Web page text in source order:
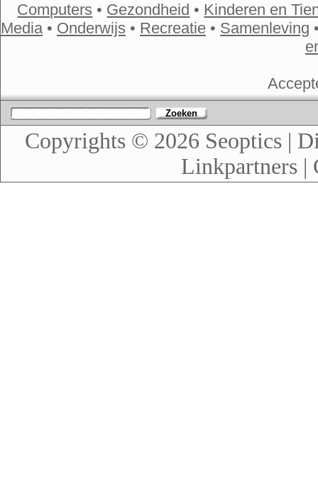
Computers • Gezondheid • Kinderen en
Media• Onderwijs • Recreatie • Samenleving
Zoeken
Copyrights © 2026 Seoptics |
Linkpartners |